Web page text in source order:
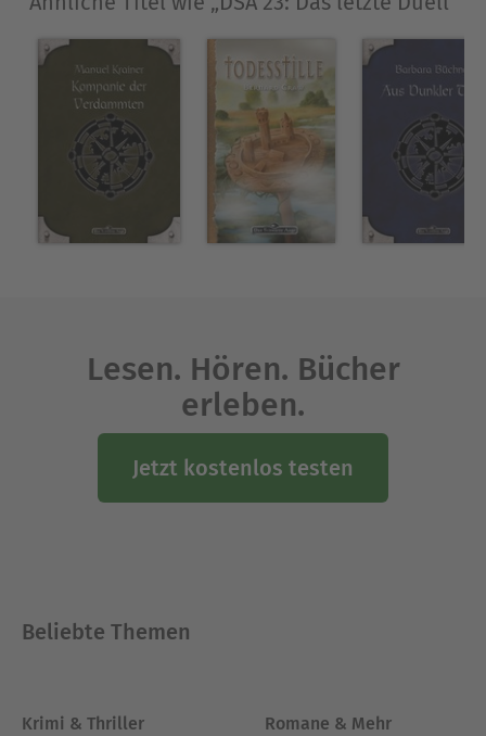
Lesen. Hören. Bücher
erleben.
Jetzt kostenlos testen
Beliebte Themen
Krimi & Thriller Romane & Mehr